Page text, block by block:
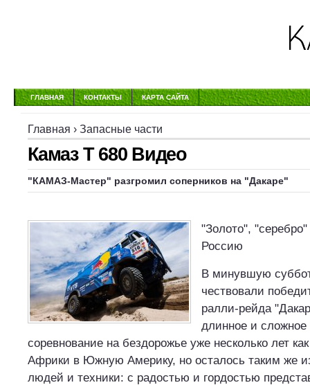
ГЛАВНАЯ КОНТАКТЫ КАРТА САЙТА
Главная › Запасные части
Камаз Т 680 Видео
"КАМАЗ-Мастер" разгромил соперников на "Дакаре"
"Золото",
Россию
В минувшую
чествовали
ралли-рейда
длинное и
соревнование на бездорожье уже несколько лет
Африки в Южную Америку, но осталось таким же
людей и техники: с радостью и гордостью